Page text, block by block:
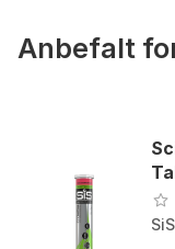
Anbefalt